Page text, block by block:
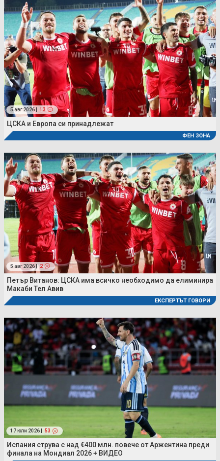
5 авг 2026 | 13
ЦСКА и Европа си принадлежат
ФЕН ЗОНА
5 авг 2026 | 2
Петър Витанов: ЦСКА има всичко необходимо да елиминира
Макаби Тел Авив
ЕКСПЕРТЪТ ГОВОРИ
17 юли 2026 | 53
Испания струва с над €400 млн. повече от Аржентина преди
финала на Мондиал 2026 + ВИДЕО